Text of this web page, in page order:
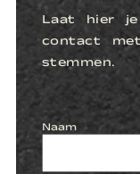
Laat hier
contact
stemmen.
Naam